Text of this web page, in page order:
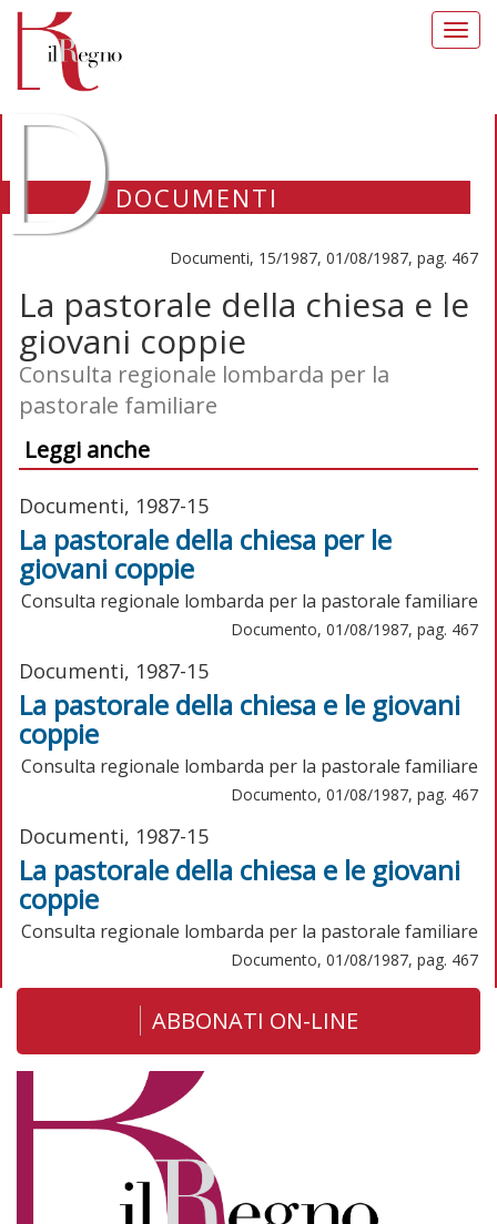
DOCUMENTI
Documenti, 15/1987, 01/08/1987, pag. 467
La pastorale della chiesa e le
giovani coppie
Consulta regionale lombarda per la
pastorale familiare
Leggi anche
Documenti, 1987-15
La pastorale della chiesa per le
giovani coppie
Consulta regionale lombarda per la pastorale familiare
Documento, 01/08/1987, pag. 467
Documenti, 1987-15
La pastorale della chiesa e le giovani
coppie
Consulta regionale lombarda per la pastorale familiare
Documento, 01/08/1987, pag. 467
Documenti, 1987-15
La pastorale della chiesa e le giovani
coppie
Consulta regionale lombarda per la pastorale familiare
Documento, 01/08/1987, pag. 467
ABBONATI ON-LINE